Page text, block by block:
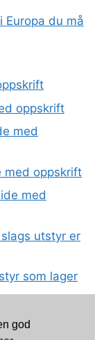
Europa du må
oppskrift
med
med oppskrift
med
utstyr er
som lager
god